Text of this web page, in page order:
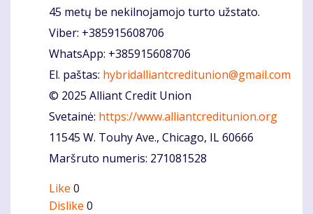
45 metų be nekilnojamojo turto užstato.
Viber: +385915608706
WhatsApp: +385915608706
El. paštas: hybridalliantcreditunion@gmail.com
© 2025 Alliant Credit Union
Svetainė: https://www.alliantcreditunion.org
11545 W. Touhy Ave., Chicago, IL 60666
Maršruto numeris: 271081528
Like 0
Dislike 0